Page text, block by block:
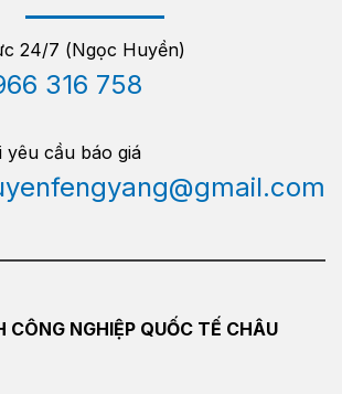
24/7 (Ngọc Huyền)
316 758
yêu cầu báo giá
CÔNG NGHIỆP QUỐC TẾ CHÂU